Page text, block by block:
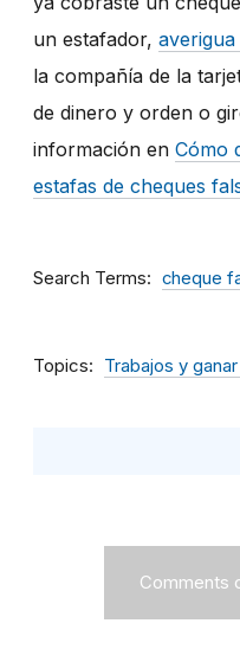
un estafador,
la compañía de la
de dinero y orden o
información en Cómo
estafas de cheques
Search Terms cheque
Topics Trabajos y
Comments